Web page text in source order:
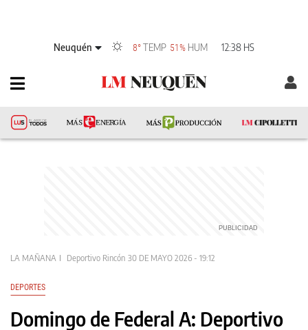
Neuquén 8°TEMP 51% HUM 12:38 HS
LA MAÑANA Deportivo Rincón 30 DE MAYO 2026 - 19:12
DEPORTES
Domingo de Federal A: Deportivo